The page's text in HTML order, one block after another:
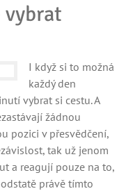
vybrat
I když si to možná
každý den
vybrat si cestu. A
žádnou
pozici v přesvědčení,
tak už jenom
a reagují pouze na to,
právě tímto